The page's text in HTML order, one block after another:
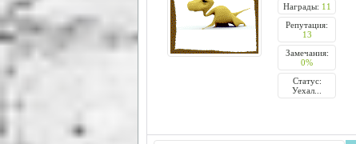
Награды: 11
Репутация:
13
Замечания:
0%
Статус:
Уехал...